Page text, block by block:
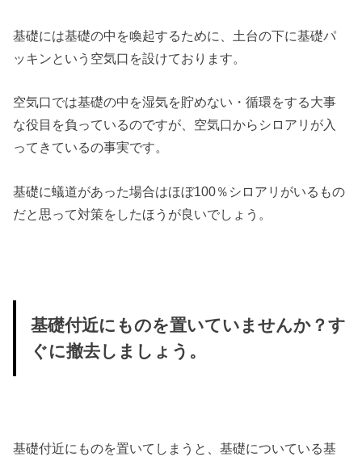
基礎には基礎の中を喚起するために、土台の下に基礎パ
ッキンという空気口を設けております。
空気口では基礎の中を湿気を貯めない・循環をする大事
な役目を負っているのですが、空気口からシロアリが入
ってきているの事実です。
基礎に蟻道があった場合はほぼ100％シロアリがいるもの
だと思って対策をしたほうが良いでしょう。
基礎付近にものを置いていませんか？す
ぐに撤去しましょう。
基礎付近にものを置いてしまうと、基礎についている基